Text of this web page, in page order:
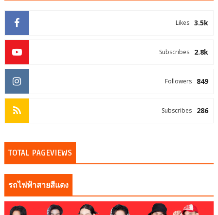
3.5k
Likes
2.8k
Subscribes
849
Followers
286
Subscribes
TOTAL PAGEVIEWS
รถไฟฟ้าสายสีแดง